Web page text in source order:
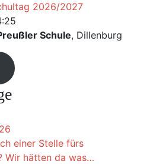
2026/2027
Schule, Dillenburg
einer Stelle fürs
Wir hätten da was…